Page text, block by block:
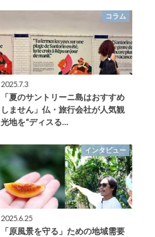
コラム
2025.7.3
「夏のサントリーニ島はおすすめ
しません」仏・旅行会社が人気観
光地を“ディスる…
インタビュー
2025.6.25
「原風景を守る」ための地域需要